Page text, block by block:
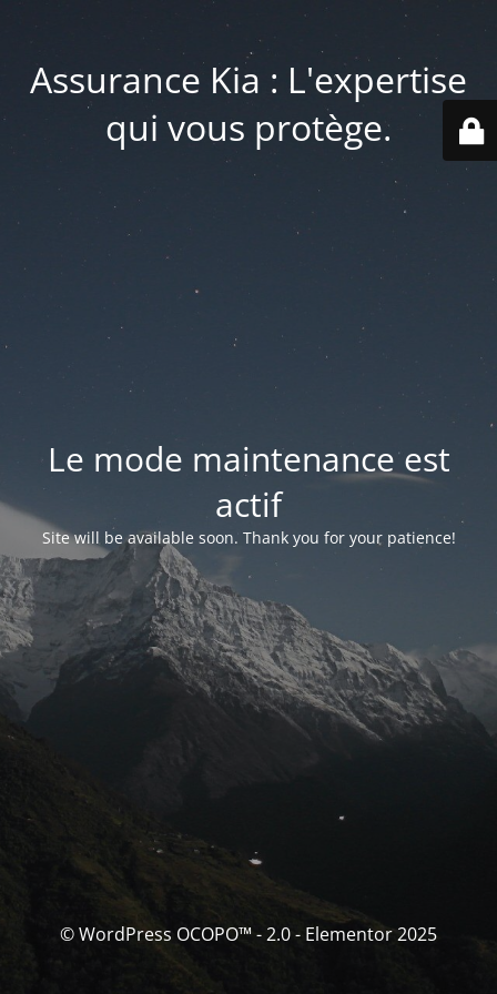
Assurance Kia : L'expertise
qui vous protège.
Le mode maintenance est
actif
Site will be available soon. Thank you for your patience!
© WordPress OCOPO™ - 2.0 - Elementor 2025